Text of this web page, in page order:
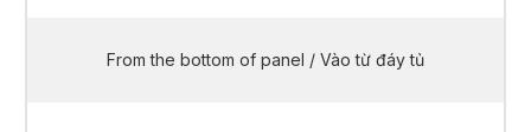
From the bottom of panel / Vào từ đáy tủ